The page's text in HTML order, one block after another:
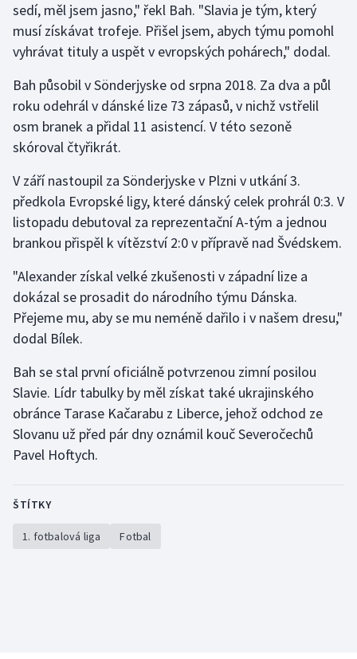
Motorsport
Olympijské hry
Parasport
Plavání
Plážový volejbal
Rychlobruslení
Rychlostní kanoistika
Short track
Sportovní střelba
Stolní tenis
Triatlon
sedí, měl jsem jasno," řekl Bah. "Slavia je tým, který
musí získávat trofeje. Přišel jsem, abych týmu pomohl
vyhrávat tituly a uspět v evropských pohárech," dodal.
Bah působil v Sönderjyske od srpna 2018. Za dva a půl
roku odehrál v dánské lize 73 zápasů, v nichž vstřelil
osm branek a přidal 11 asistencí. V této sezoně
skóroval čtyřikrát.
V září nastoupil za Sönderjyske v Plzni v utkání 3.
předkola Evropské ligy, které dánský celek prohrál 0:3. V
listopadu debutoval za reprezentační A-tým a jednou
brankou přispěl k vítězství 2:0 v přípravě nad Švédskem.
"Alexander získal velké zkušenosti v západní lize a
dokázal se prosadit do národního týmu Dánska.
Přejeme mu, aby se mu neméně dařilo i v našem dresu,"
dodal Bílek.
Bah se stal první oficiálně potvrzenou zimní posilou
Slavie. Lídr tabulky by měl získat také ukrajinského
obránce Tarase Kačarabu z Liberce, jehož odchod ze
Slovanu už před pár dny oznámil kouč Severočechů
Pavel Hoftych.
ŠTÍTKY
1. fotbalová liga Fotbal